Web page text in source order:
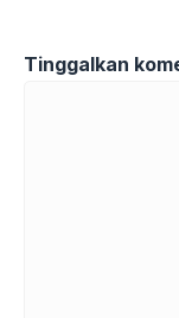
Tinggalkan